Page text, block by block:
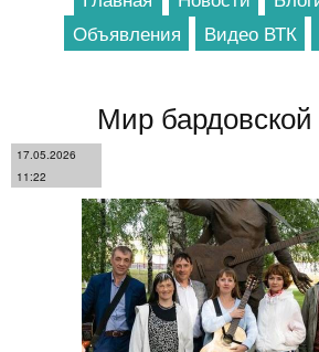
Объявления
Видео ВТК
Мир бардовской
17.05.2026
11:22